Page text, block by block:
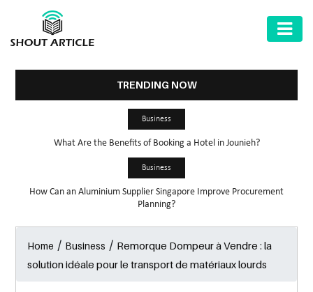
GARDEN
TRENDING NOW
Business
What Are the Benefits of Booking a Hotel in Jounieh?
Business
How Can an Aluminium Supplier Singapore Improve Procurement
Planning?
Home / Business / Remorque Dompeur à Vendre : la
solution idéale pour le transport de matériaux lourds